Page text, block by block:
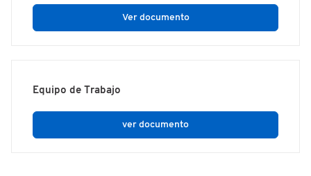
Ver documento
Equipo de Trabajo
ver documento